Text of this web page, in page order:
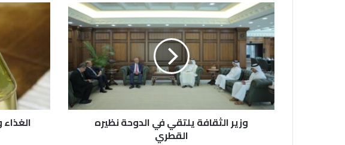
و
ز
ي
ر
ا
ل
ث
ق
ا
وزير الثقافة يلتقي في الدوحة نظيره
القطري
ء
ل